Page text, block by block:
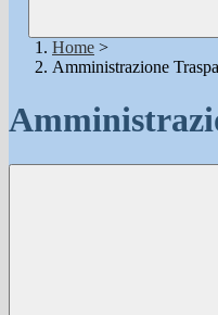
Home >
Amministrazione